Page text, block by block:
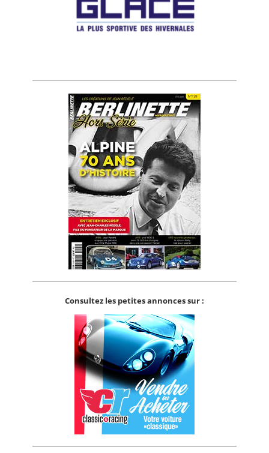
Consultez les petites annonces sur :